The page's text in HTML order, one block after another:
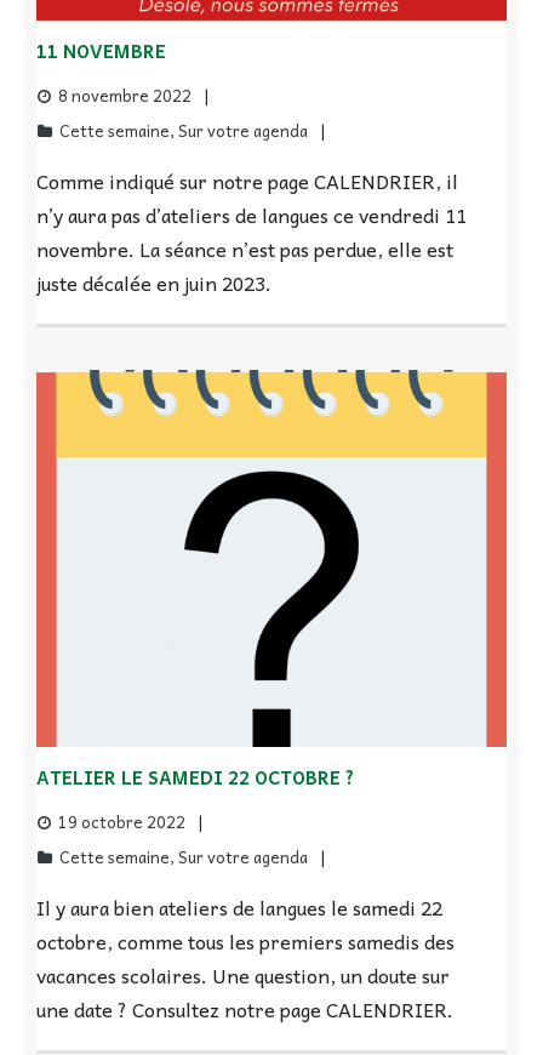
11 NOVEMBRE
8 novembre 2022
Cette semaine,Sur votre agenda
Comme indiqué sur notre page CALENDRIER, il
n’y aura pas d’ateliers de langues ce vendredi 11
novembre. La séance n’est pas perdue, elle est
juste décalée en juin 2023.
ATELIER LE SAMEDI 22 OCTOBRE ?
19 octobre 2022
Cette semaine,Sur votre agenda
Il y aura bien ateliers de langues le samedi 22
octobre, comme tous les premiers samedis des
vacances scolaires. Une question, un doute sur
une date ? Consultez notre page CALENDRIER.